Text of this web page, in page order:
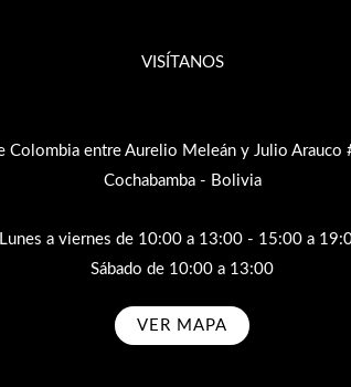
VISÍTANOS
Colombia entre Aurelio Meleán y Julio Arauco
Cochabamba - Bolivia
Lunes a viernes de 10:00 a 13:00 - 15:00 a
Sábado de 10:00 a 13:00
VER MAPA